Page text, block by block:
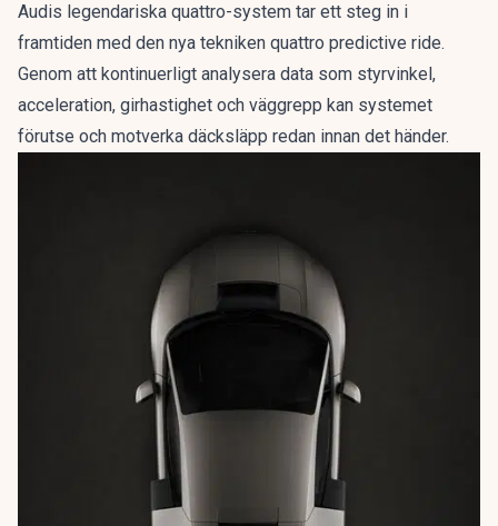
Audis legendariska quattro-system tar ett steg in i
framtiden med den nya tekniken quattro predictive ride.
Genom att kontinuerligt analysera data som styrvinkel,
acceleration, girhastighet och väggrepp kan systemet
förutse och motverka däcksläpp redan innan det händer.